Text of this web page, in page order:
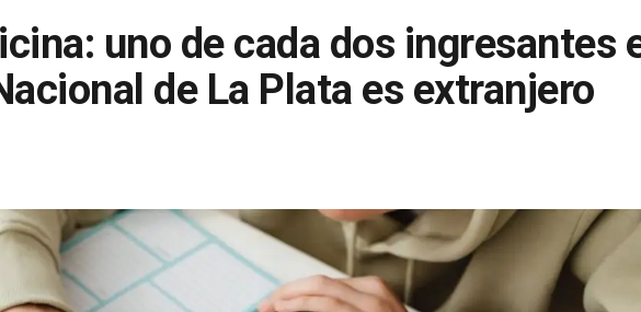
uno de cada dos ingresantes
de La Plata es extranjero